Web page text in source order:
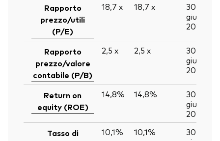
Rapporto
prezzo/utili
(P/E)
18,7 x 18,7 x
30
giu
2026
Rapporto
prezzo/valore
contabile (P/B)
2,5 x 2,5 x
30
giu
2026
Return on
equity (ROE)
14,8% 14,8%
30
giu
2026
Tasso di
10,1% 10,1%
30